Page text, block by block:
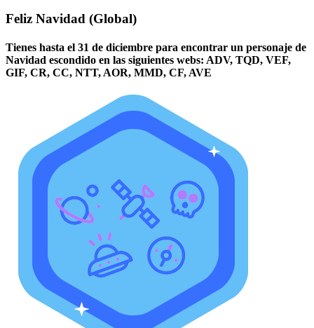
Feliz Navidad (Global)
Tienes hasta el 31 de diciembre para encontrar un personaje de
Navidad escondido en las siguientes webs: ADV, TQD, VEF,
GIF, CR, CC, NTT, AOR, MMD, CF, AVE